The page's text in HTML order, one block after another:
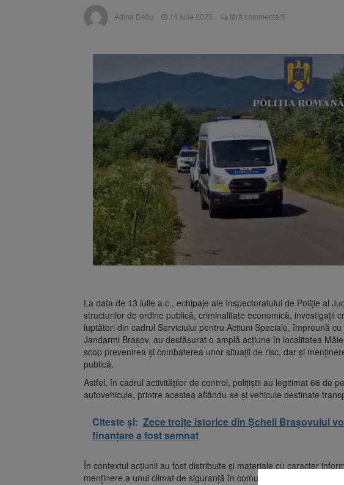
Se schimbă examenul de
Se schimbă regulile
Adina Deliu 14 iulie 2023 fără commentarii
La data de 13 iulie a.c., echipaje ale Inspectoratului de Poliție al
structurilor de ordine publică, criminalitate economică, investigații
luptători din cadrul Serviciului pentru Acțiuni Speciale, împreună
Jandarmi Brașov, au desfășurat o amplă acțiune în localitatea
scop prevenirea și combaterea unor situații de risc, dar și
publică.
Astfel, în cadrul activităților de control, polițiștii au legitimat 66 de
autovehicule, printre acestea aflându-se și vehicule destinate
Citeste și: Zece troițe istorice din Șcheii Brașovului
finanțare a fost semnat
În contextul acțiunii au fost distribuite și materiale cu caracter
menținere a unui climat de siguranță în comunitate.